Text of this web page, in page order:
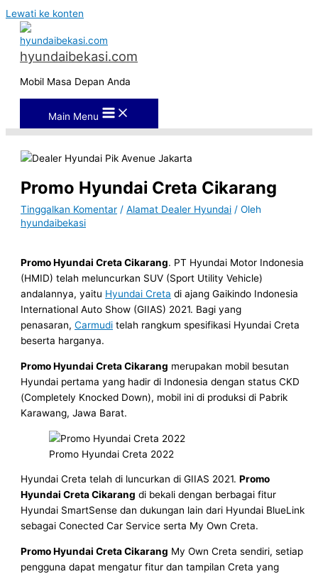
Lewati ke konten
hyundaibekasi.com
Mobil Masa Depan Anda
Main Menu
Promo Hyundai Creta Cikarang
Tinggalkan Komentar /Alamat Dealer Hyundai / Oleh
hyundaibekasi
Promo Hyundai Creta Cikarang. PT Hyundai Motor Indonesia
(HMID) telah meluncurkan SUV (Sport Utility Vehicle)
andalannya, yaitu Hyundai Creta di ajang Gaikindo Indonesia
International Auto Show (GIIAS) 2021. Bagi yang
penasaran,Carmudi telah rangkum spesifikasi Hyundai Creta
beserta harganya.
Promo Hyundai Creta Cikarang merupakan mobil besutan
Hyundai pertama yang hadir di Indonesia dengan status CKD
(Completely Knocked Down), mobil ini di produksi di Pabrik
Karawang, Jawa Barat.
Promo Hyundai Creta 2022
Hyundai Creta telah di luncurkan di GIIAS 2021.Promo
Hyundai Creta Cikarang di bekali dengan berbagai fitur
Hyundai SmartSense dan dukungan lain dari Hyundai BlueLink
sebagai Conected Car Service serta My Own Creta.
Promo Hyundai Creta Cikarang My Own Creta sendiri, setiap
pengguna dapat mengatur fitur dan tampilan Creta yang